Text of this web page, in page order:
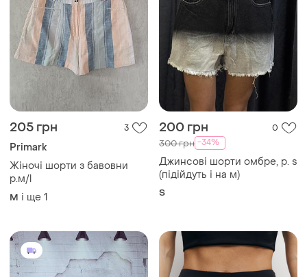
205 грн 3
Primark
Жіночі шорти з бавовни
р.м/l
M і ще 1
200 грн 0
300 грн -34%
Джинсові шорти омбре, р. s
(підійдуть і на м)
S